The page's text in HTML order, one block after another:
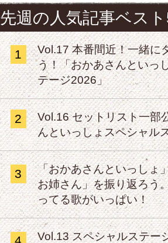
先週の人気記事ベス
1
Vol.17 本番間近！一緒に
う！「おかあさんといっ
テージ2026」
2
Vol.16 セットリスト一部
んといっしょスペシャル
3
「おかあさんといっしょ
お姉さん」を振り返ろう
ってる歌がいっぱい！
Vol.13 スペシャルステー